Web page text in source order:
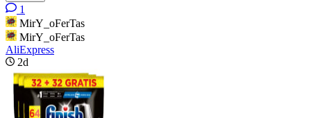
1
MirY_oFerTas
MirY_oFerTas
AliExpress
2d